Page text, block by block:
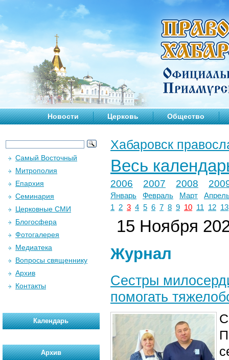
Новости Церковь Общество
Хабаровск
Весь
2006 2007 2008
Январь Февраль Март
1
2 3 4 5 6 7 8 9 10 11 12 13
15 Ноября
Журнал
Сестры
помогать
Самый Восточный
Митрополия
Епархия
Семинария
Церковные СМИ
Блогосфера
Фотогалерея
Медиатека
Вопросы священнику
Архив
Контакты
Календарь
Архив